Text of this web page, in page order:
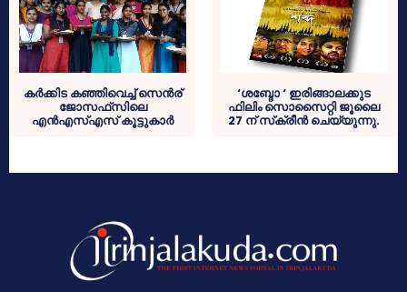
കര്‍ക്കിട കഞ്ഞിവെച്ച് സെന്‍ര്
ജോസഫ്‌സിലെ
എന്‍എസ്എസ് കൂട്ടുകാര്‍
‘ശബ്ദോ ‘ ഇരിങ്ങാലക്കുട
ഫിലിം സൊസൈറ്റി ജൂലൈ
27 ന് സ്‌ക്രീന്‍ ചെയ്യുന്നു.